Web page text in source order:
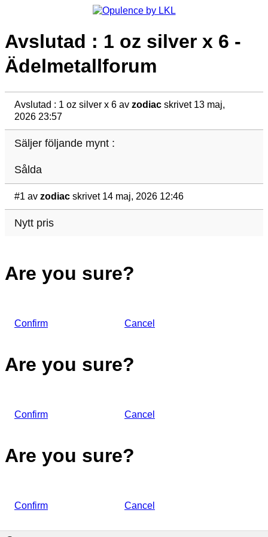
Avslutad : 1 oz silver x 6 -
Ädelmetallforum
Avslutad : 1 oz silver x 6 av zodiac skrivet 13 maj,
2026 23:57
Säljer följande mynt :
Sålda
#1 av zodiac skrivet 14 maj, 2026 12:46
Nytt pris
Are you sure?
Confirm Cancel
Are you sure?
Confirm Cancel
Are you sure?
Confirm Cancel